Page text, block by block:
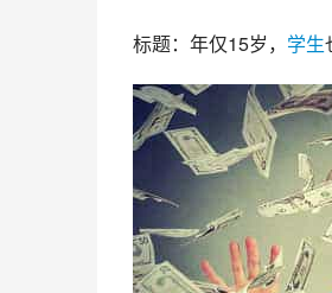
标题：年仅15岁， 学生